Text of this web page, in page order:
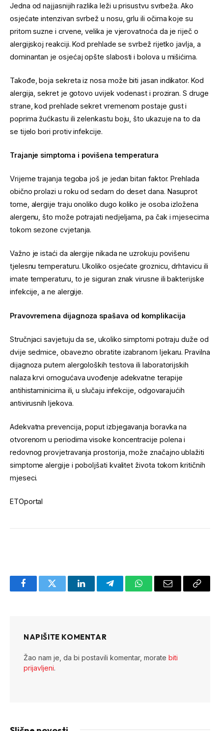
Jedna od najjasnijih razlika leži u prisustvu svrbeža. Ako
osjećate intenzivan svrbež u nosu, grlu ili očima koje su
pritom suzne i crvene, velika je vjerovatnoća da je riječ o
alergijskoj reakciji. Kod prehlade se svrbež rijetko javlja, a
dominantan je osjećaj opšte slabosti i bolova u mišićima.
Takođe, boja sekreta iz nosa može biti jasan indikator. Kod
alergija, sekret je gotovo uvijek vodenast i proziran. S druge
strane, kod prehlade sekret vremenom postaje gust i
poprima žućkastu ili zelenkastu boju, što ukazuje na to da
se tijelo bori protiv infekcije.
Trajanje simptoma i povišena temperatura
Vrijeme trajanja tegoba još je jedan bitan faktor. Prehlada
obično prolazi u roku od sedam do deset dana. Nasuprot
tome, alergije traju onoliko dugo koliko je osoba izložena
alergenu, što može potrajati nedjeljama, pa čak i mjesecima
tokom sezone cvjetanja.
Važno je istaći da alergije nikada ne uzrokuju povišenu
tjelesnu temperaturu. Ukoliko osjećate groznicu, drhtavicu ili
imate temperaturu, to je siguran znak virusne ili bakterijske
infekcije, a ne alergije.
Pravovremena dijagnoza spašava od komplikacija
Stručnjaci savjetuju da se, ukoliko simptomi potraju duže od
dvije sedmice, obavezno obratite izabranom ljekaru. Pravilna
dijagnoza putem alergoloških testova ili laboratorijskih
nalaza krvi omogućava uvođenje adekvatne terapije
antihistaminicima ili, u slučaju infekcije, odgovarajućih
antivirusnih ljekova.
Adekvatna prevencija, poput izbjegavanja boravka na
otvorenom u periodima visoke koncentracije polena i
redovnog provjetravanja prostorija, može značajno ublažiti
simptome alergije i poboljšati kvalitet života tokom kritičnih
mjeseci.
ETOportal
FacebookTwitter LinkedInTelegramWhatsAppEmail
Copy
NAPIŠITE KOMENTAR
Žao nam je, da bi postavili komentar, morate biti
prijavljeni.